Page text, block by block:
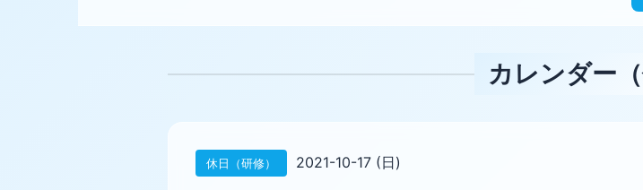
カレンダー（
休日（研修） 2021-10-17 (日)